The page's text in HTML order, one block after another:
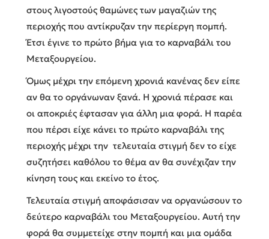
στους λιγοστούς θαμώνες των μαγαζιών της
περιοχής που αντίκρυζαν την περίεργη πομπή.
Έτσι έγινε το πρώτο βήμα για το καρναβάλι του
Μεταξουργείου.
Όμως μέχρι την επόμενη χρονιά κανένας δεν είπε
αν θα το οργάνωναν ξανά. Η χρονιά πέρασε και
οι αποκριές έφτασαν για άλλη μια φορά. Η παρέα
που πέρσι είχε κάνει το πρώτο καρναβάλι της
περιοχής μέχρι την τελευταία στιγμή δεν το είχε
συζητήσει καθόλου το θέμα αν θα συνέχιζαν την
κίνηση τους και εκείνο το έτος.
Τελευταία στιγμή αποφάσισαν να οργανώσουν το
δεύτερο καρναβάλι του Μεταξουργείου. Αυτή την
φορά θα συμμετείχε στην πομπή και μια ομάδα